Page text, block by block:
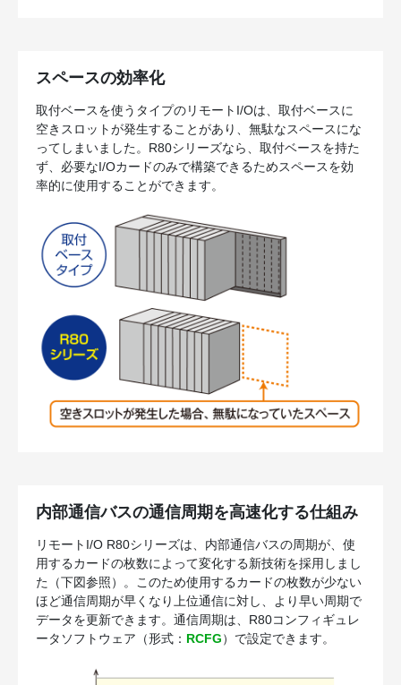
スペースの効率化
取付ベースを使うタイプのリモートI/Oは、取付ベースに
空きスロットが発生することがあり、無駄なスペースにな
ってしまいました。R80シリーズなら、取付ベースを持た
ず、必要なI/Oカードのみで構築できるためスペースを効
率的に使用することができます。
内部通信バスの通信周期を高速化する仕組み
リモートI/O R80シリーズは、内部通信バスの周期が、使
用するカードの枚数によって変化する新技術を採用しまし
た（下図参照）。このため使用するカードの枚数が少ない
ほど通信周期が早くなり上位通信に対し、より早い周期で
データを更新できます。通信周期は、R80コンフィギュレ
ータソフトウェア（形式： RCFG）で設定できます。